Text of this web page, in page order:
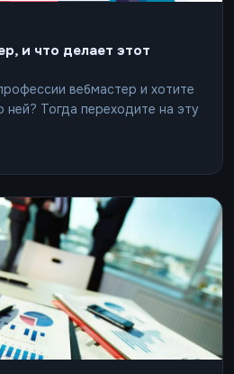
и что делает этот
вебмастер и хотите
ней? Тогда переходите на эту